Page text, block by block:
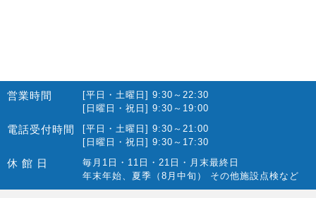
2022.01(10)
2021.12(12)
2021.10(22)
2021.09(10)
営業時間
[平日・土曜日] 9:30～22:30
[日曜日・祝日] 9:30～19:00
電話受付時間
[平日・土曜日] 9:30～21:00
[日曜日・祝日] 9:30～17:30
休 館 日
毎月1日・11日・21日・月末最終日
年末年始、夏季（8月中旬） その他施設点検など